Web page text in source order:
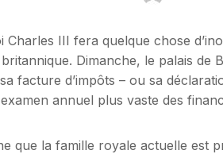
Charles III fera quelque chose
Dimanche, le palais de
facture d’impôts – ou sa
examen annuel plus vaste des
que la famille royale actuelle est